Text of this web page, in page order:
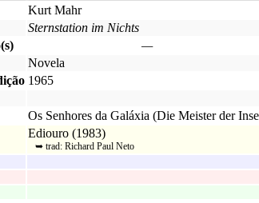
Kurt Mahr
Sternstation im Nichts
—
Novela
1965
Os Senhores da Galáxia (Die Meister der
Ediouro (1983)
➥ trad: Richard Paul Neto